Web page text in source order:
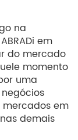
na
em
do mercado
momento
uma
em
demais